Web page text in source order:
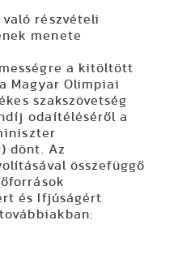
részvételi
menete
a kitöltött
Magyar Olimpiai
szakszövetség
odaítéléséről a
dönt. Az
összefüggő
és Ifjúságért